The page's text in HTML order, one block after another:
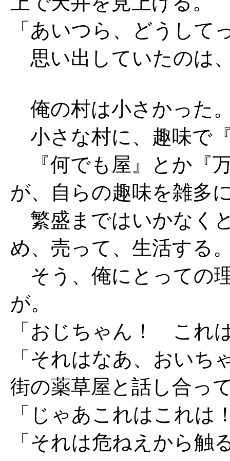
「あいつら、どうし
思い出していたのは
俺の村は小さかった
小さな村に、趣味で
『何でも屋』とか『
が、自らの趣味を雑多
繁盛まではいかなく
め、売って、生活する
そう、俺にとっての
が。
「おじちゃん！ これ
「それはなあ、おいち
街の薬草屋と話し合
「じゃあこれはこれは
「それは危ねえから触